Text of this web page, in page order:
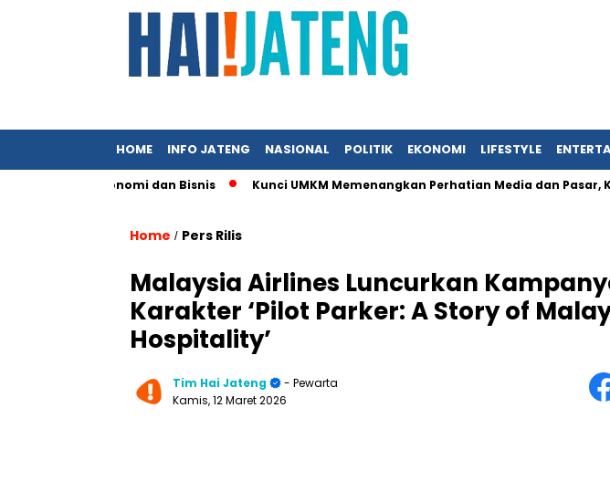
HOME INFO JATENG NASIONAL POLITIK EKONOMI LIFESTYLE
Ekonomi dan Bisnis Kunci UMKM Memenangkan Perhatian Media dan Pasar,
Home / Pers Rilis
Malaysia Airlines Luncurkan
Karakter ‘Pilot Parker: A Story of
Hospitality’
Tim Hai Jateng
- Pewarta
Kamis, 12 Maret 2026